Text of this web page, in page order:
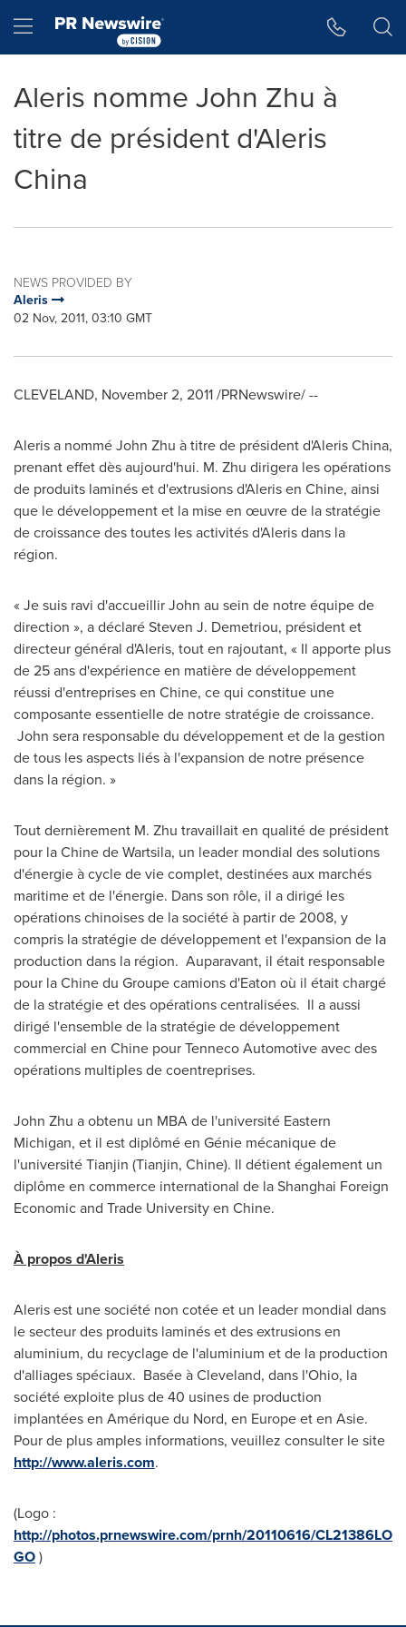
Hamburger menu
Aleris nomme John Zhu à
titre de président d'Aleris
China
NEWS PROVIDED BY
Aleris
02 Nov, 2011, 03:10 GMT
CLEVELAND, November 2, 2011/PRNewswire/ --
Aleris a nomméJohn Zhu à titre de président d'Aleris China,
prenant effet dès aujourd'hui. M. Zhu dirigera les opérations
de produits laminés et d'extrusions d'Aleris en Chine, ainsi
que le développement et la mise en œuvre de la stratégie
de croissance des toutes les activités d'Aleris dans la
région.
« Je suis ravi d'accueillir John au sein de notre équipe de
direction », a déclaréSteven J. Demetriou, président et
directeur général d'Aleris, tout en rajoutant, « Il apporte plus
de 25 ans d'expérience en matière de développement
réussi d'entreprises en Chine, ce qui constitue une
composante essentielle de notre stratégie de croissance.
John sera responsable du développement et de la gestion
de tous les aspects liés à l'expansion de notre présence
dans la région. »
Tout dernièrement M. Zhu travaillait en qualité de président
pour la Chine de Wartsila, un leader mondial des solutions
d'énergie à cycle de vie complet, destinées aux marchés
maritime et de l'énergie. Dans son rôle, il a dirigé les
opérations chinoises de la société à partir de 2008, y
compris la stratégie de développement et l'expansion de la
production dans la région. Auparavant, il était responsable
pour la Chine du Groupe camions d'Eaton où il était chargé
de la stratégie et des opérations centralisées. Il a aussi
dirigé l'ensemble de la stratégie de développement
commercial en Chine pour Tenneco Automotive avec des
opérations multiples de coentreprises.
John Zhu a obtenu un MBA de l'université Eastern
Michigan, et il est diplômé en Génie mécanique de
l'universitéTianjin (Tianjin, Chine). Il détient également un
diplôme en commerce international de la Shanghai Foreign
Economic and Trade University en Chine.
À propos d'Aleris
Aleris est une société non cotée et un leader mondial dans
le secteur des produits laminés et des extrusions en
aluminium, du recyclage de l'aluminium et de la production
d'alliages spéciaux. Basée àCleveland, dans l'Ohio, la
société exploite plus de 40 usines de production
implantées en Amérique du Nord, en Europeet en Asie.
Pour de plus amples informations, veuillez consulter le site
http://www.aleris.com.
(Logo :
http://photos.prnewswire.com/prnh/20110616/CL21386LO
GO)